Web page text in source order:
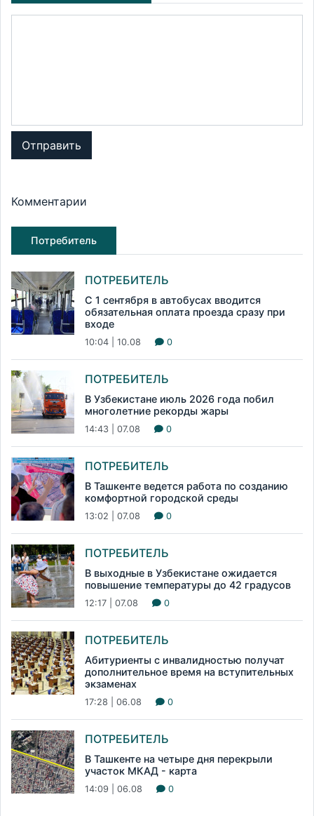
Отправить
Комментарии
Потребитель
ПОТРЕБИТЕЛЬ
С 1 сентября в автобусах вводится
обязательная оплата проезда сразу при
входе
10:04 | 10.08 0
ПОТРЕБИТЕЛЬ
В Узбекистане июль 2026 года побил
многолетние рекорды жары
14:43 | 07.08 0
ПОТРЕБИТЕЛЬ
В Ташкенте ведется работа по созданию
комфортной городской среды
13:02 | 07.08 0
ПОТРЕБИТЕЛЬ
В выходные в Узбекистане ожидается
повышение температуры до 42 градусов
12:17 | 07.08 0
ПОТРЕБИТЕЛЬ
Абитуриенты с инвалидностью получат
дополнительное время на вступительных
экзаменах
17:28 | 06.08 0
ПОТРЕБИТЕЛЬ
В Ташкенте на четыре дня перекрыли
участок МКАД - карта
14:09 | 06.08 0